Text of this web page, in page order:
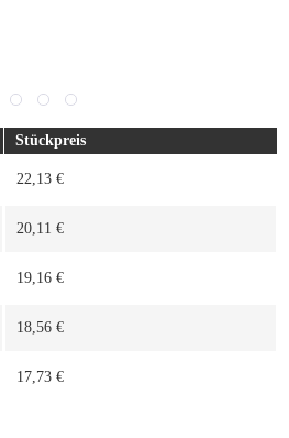
Stückpreis
22,13 €
20,11 €
19,16 €
18,56 €
17,73 €